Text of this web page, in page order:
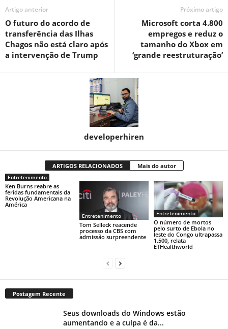
Artigo anterior
O futuro do acordo de
transferência das Ilhas
Chagos não está claro após
a intervenção de Trump
Próximo artigo
Microsoft corta 4.800
empregos e reduz o
tamanho do Xbox em
‘grande reestruturação’
developerhiren
ARTIGOS RELACIONADOS Mais do autor
Entretenimento
Ken Burns reabre as
feridas fundamentais da
Revolução Americana na
América
Entretenimento
Tom Selleck reacende
processo da CBS com
admissão surpreendente
Entretenimento
O número de mortos
pelo surto de Ebola no
leste do Congo ultrapassa
1.500, relata
ETHealthworld
Postagem Recente
Seus downloads do Windows estão
aumentando e a culpa é da...